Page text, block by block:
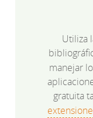
Utiliza
manejar
gratuita